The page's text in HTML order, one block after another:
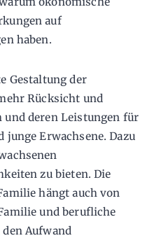
auf
haben.
Gestaltung der
Rücksicht und
und deren Leistungen für
junge Erwachsene. Dazu
zu bieten. Die
hängt auch von
und berufliche
Aufwand